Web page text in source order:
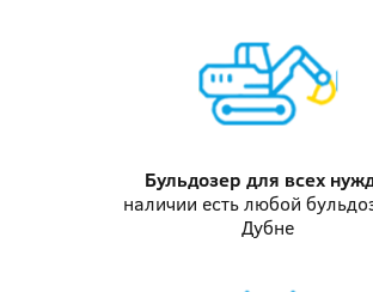
Бульдозер для всех
наличии есть любой
Дубне